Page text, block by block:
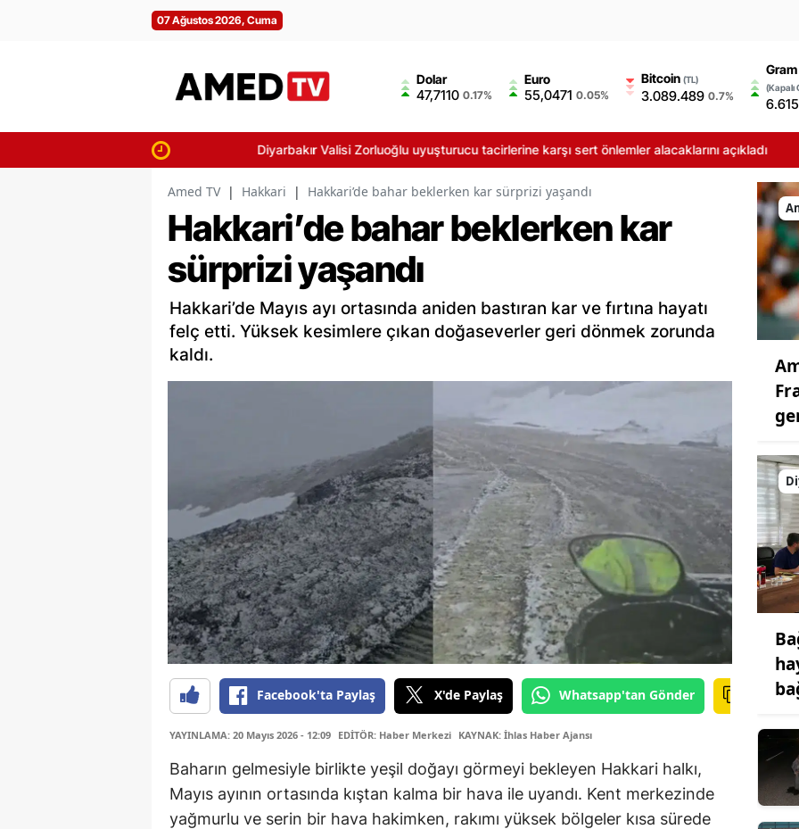
07 Ağustos 2026, Cuma
Dolar
47,7110 0.17%
Euro
55,0471 0.05%
Bitcoin (TL)
3.089.489 0.7%
Gram
(Kapalı
Diyarbakır Valisi Zorluoğlu uyuşturucu tacirlerine karşı sert önlemler alacaklarını açıkladı
Amed TV | Hakkari | Hakkari’de bahar beklerken kar sürprizi yaşandı
Hakkari’de bahar beklerken kar
sürprizi yaşandı
Hakkari’de Mayıs ayı ortasında aniden bastıran kar ve fırtına hayatı
felç etti. Yüksek kesimlere çıkan doğaseverler geri dönmek zorunda
kaldı.
Facebook'ta Paylaş X'de Paylaş Whatsapp'tan Gönder
YAYINLAMA: 20 Mayıs 2026 - 12:09 EDİTÖR: Haber Merkezi KAYNAK: İhlas Haber Ajansı
Baharın gelmesiyle birlikte yeşil doğayı görmeyi bekleyen Hakkari halkı,
Mayıs ayının ortasında kıştan kalma bir hava ile uyandı. Kent merkezinde
yağmurlu ve serin bir hava hakimken, rakımı yüksek bölgeler kısa sürede